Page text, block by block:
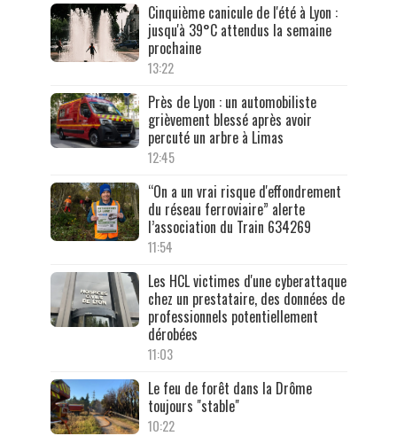
Cinquième canicule de l'été à Lyon :
jusqu'à 39°C attendus la semaine
prochaine
13:22
Près de Lyon : un automobiliste
grièvement blessé après avoir
percuté un arbre à Limas
12:45
“On a un vrai risque d'effondrement
du réseau ferroviaire” alerte
l’association du Train 634269
11:54
Les HCL victimes d'une cyberattaque
chez un prestataire, des données de
professionnels potentiellement
dérobées
11:03
Le feu de forêt dans la Drôme
toujours "stable"
10:22